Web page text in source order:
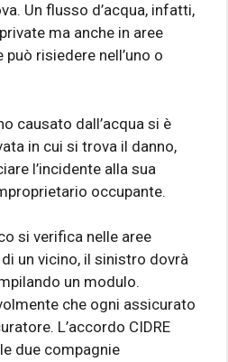
Un flusso d’acqua, infatti,
ma anche in aree
risiedere nell’uno o
causato dall’acqua si è
in cui si trova il danno,
l’incidente alla sua
occupante.
si verifica nelle aree
un vicino, il sinistro dovrà
un modulo.
che ogni assicurato
L’accordo CIDRE
due compagnie